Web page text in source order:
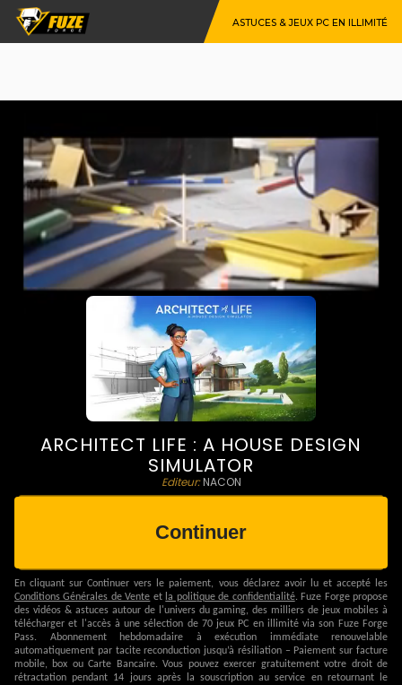
ASTUCES & JEUX PC EN ILLIMITÉ
ARCHITECT LIFE : A HOUSE DESIGN
SIMULATOR
Editeur:NACON
Continuer
En cliquant surContinuer vers le paiement, vous déclarez avoir lu et accepté les
Conditions Générales de Vente et la politique de confidentialité. Fuze Forge propose
des vidéos & astuces autour de l'univers du gaming, des milliers de jeux mobiles à
télécharger et l'accès à une sélection de 70 jeux PC en illimité via son Fuze Forge
Pass. Abonnement hebdomadaire à exécution immédiate renouvelable
automatiquement par tacite reconduction jusqu’à résiliation – Paiement sur facture
mobile, box ou Carte Bancaire. Vous pouvez exercer gratuitement votre droit de
rétractation pendant 14 jours après la souscription au service en retournant le